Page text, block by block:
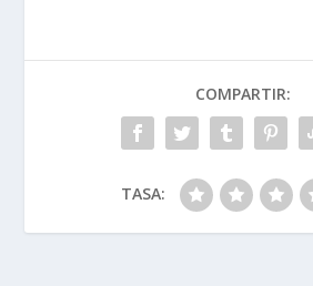
COMPARTIR:
TASA: